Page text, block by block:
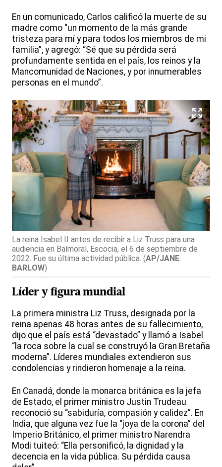
En un comunicado, Carlos calificó la muerte de su
madre como “un momento de la más grande
tristeza para mí y para todos los miembros de mi
familia”, y agregó: “Sé que su pérdida será
profundamente sentida en el país, los reinos y la
Mancomunidad de Naciones, y por innumerables
personas en el mundo”.
La reina Isabel II antes de recibir a Liz Truss para una
audiencia en Balmoral, Escocia, el 6 de septiembre de
2022. Fue su última actividad pública. (AP/JANE
BARLOW)
Líder y figura mundial
La primera ministra Liz Truss, designada por la
reina apenas 48 horas antes de su fallecimiento,
dijo que el país está “devastado” y llamó a Isabel
“la roca sobre la cual se construyó la Gran Bretaña
moderna”. Líderes mundiales extendieron sus
condolencias y rindieron homenaje a la reina.
En Canadá, donde la monarca británica es la jefa
de Estado, el primer ministro Justin Trudeau
reconoció su “sabiduría, compasión y calidez”. En
India, que alguna vez fue la “joya de la corona” del
Imperio Británico, el primer ministro Narendra
Modi tuiteó: “Ella personificó, la dignidad y la
decencia en la vida pública. Su pérdida causa